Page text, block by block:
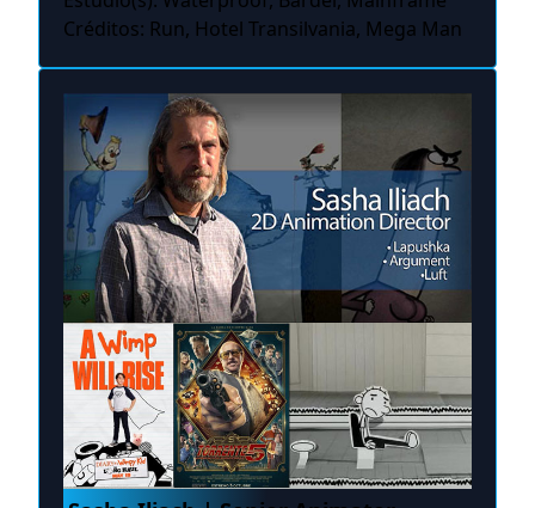
Créditos: Run, Hotel Transilvania, Mega Man